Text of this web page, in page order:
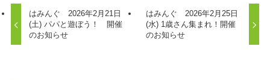
はみんぐ 2026年2月21日
(土) パパと遊ぼう！ 開催
のお知らせ
はみんぐ 2026年2月25日
(水) 1歳さん集まれ！開催
のお知らせ